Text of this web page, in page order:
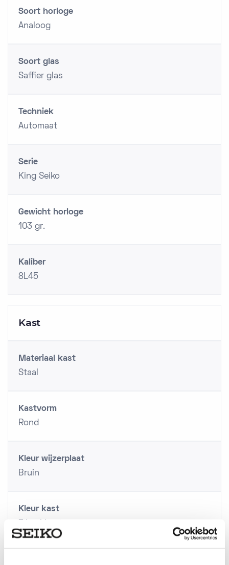
Soort horloge
Analoog
Soort glas
Saffier glas
Techniek
Automaat
Serie
King Seiko
Gewicht horloge
103 gr.
Kaliber
8L45
Kast
Materiaal kast
Staal
Kastvorm
Rond
Kleur wijzerplaat
Bruin
Kleur kast